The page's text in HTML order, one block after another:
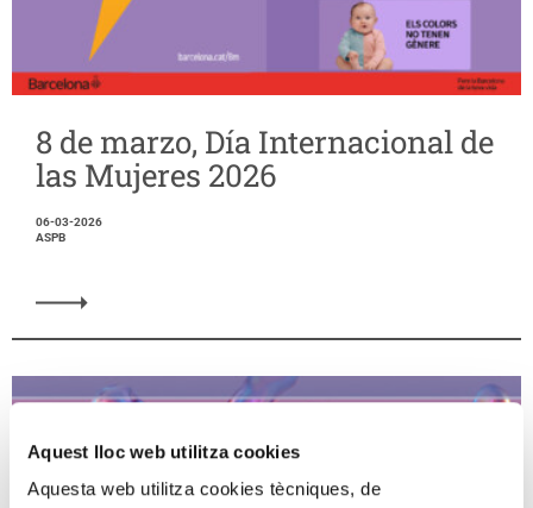
Aquest lloc web utilitza cookies
Aquesta web utilitza cookies tècniques, de
8 de marzo, Día Internacional de
las Mujeres 2026
06-03-2026
ASPB